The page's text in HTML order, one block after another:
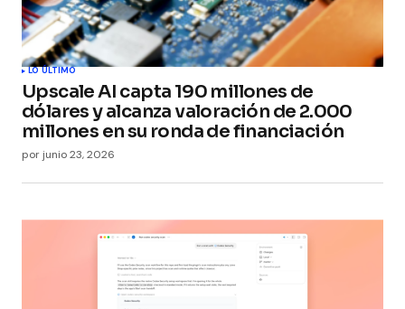
LO ÚLTIMO
Upscale AI capta 190 millones de
dólares y alcanza valoración de 2.000
millones en su ronda de financiación
por junio 23, 2026